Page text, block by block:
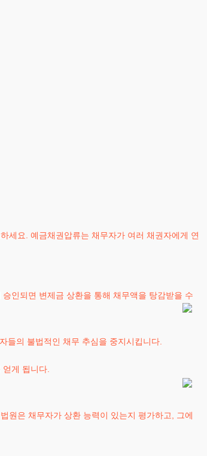
세요. 예금채권압류는 채무자가 여러 채권자에게 연
인되면 변제금 상환을 통해 채무액을 탕감받을 수
들의 불법적인 채무 추심을 중지시킵니다.
게 됩니다.
원은 채무자가 상환 능력이 있는지 평가하고, 그에